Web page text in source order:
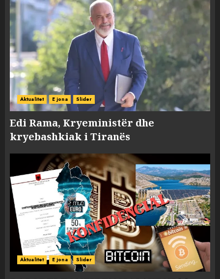
Aktualitet E jona Slider
Edi Rama, Kryeministër dhe
kryebashkiak i Tiranës
Aktualitet E jona Slider